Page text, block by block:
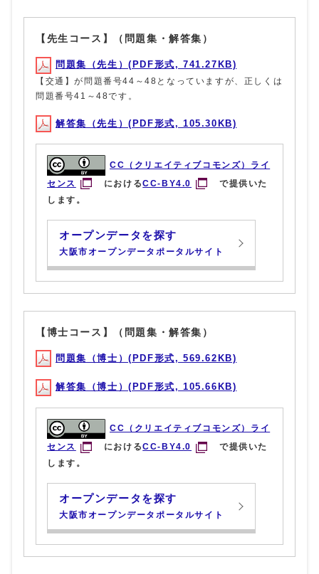
【先生コース】（問題集・解答集）
問題集（先生）(PDF形式, 741.27KB)
【交通】が問題番号44～48となっていますが、正しくは
問題番号41～48です。
解答集（先生）(PDF形式, 105.30KB)
CC（クリエイティブコモンズ）ライ
センス
におけるCC-BY4.0
で提供いた
します。
オープンデータを探す
大阪市オープンデータポータルサイト
【博士コース】（問題集・解答集）
問題集（博士）(PDF形式, 569.62KB)
解答集（博士）(PDF形式, 105.66KB)
CC（クリエイティブコモンズ）ライ
センス
におけるCC-BY4.0
で提供いた
します。
オープンデータを探す
大阪市オープンデータポータルサイト